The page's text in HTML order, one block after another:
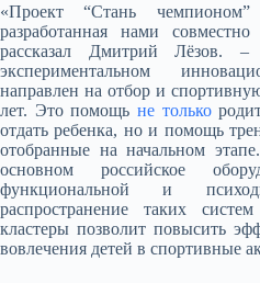
«Проект “Стань
разработанная нами
рассказал Дмитрий Лёзов.
экспериментальном
направлен на отбор и
лет. Это помощь не только
отдать ребенка, но и помощь
отобранные на начальном
основном российское
функциональной и
распространение таких
кластеры позволит повысить
вовлечения детей в спортивные